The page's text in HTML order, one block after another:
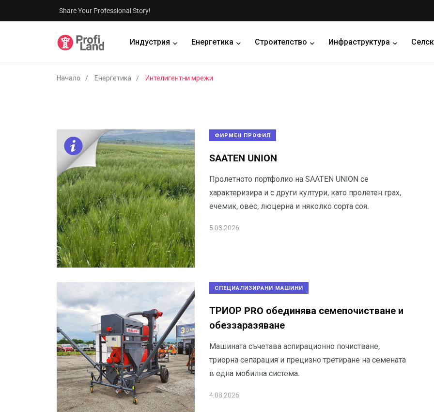
Share Your Professional Story!
Индустрия Енергетика Строителство Инфраструктура
Начало Енергетика Интелигентни мрежи
ФИРМЕН ПРОФИЛ
SAATEN UNION
Пролетното портфолио на SAATEN UNION се
характеризира и с други култури, като пролетен грах,
ечемик, овес, люцерна и няколко сорта соя.
5.03.2026
СПЕЦИАЛИЗИРАНИ МАШИНИ
ТРИОР PRO обединява семепочистване и
обеззаразяване
Машината съчетава аспирационно почистване,
триорна сепарация и прецизно третиране на семената
в една мобилна система.
4.08.2026